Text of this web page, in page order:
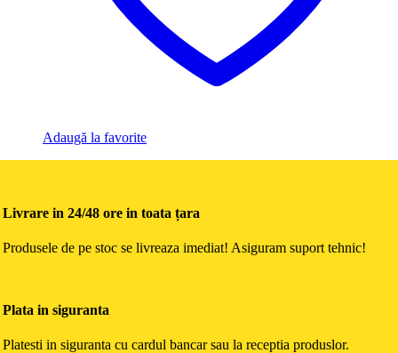
Adaugă la favorite
Livrare in 24/48 ore in toata țara
Produsele de pe stoc se livreaza imediat! Asiguram suport tehnic!
Plata in siguranta
Platesti in siguranta cu cardul bancar sau la receptia produslor.